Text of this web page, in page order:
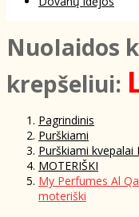
NuoIaidos
krepšeliui:
Pagrindinis
Purškiami
Purškiami kvepalai
MOTERIŠKI
My Perfumes Al
moteriški